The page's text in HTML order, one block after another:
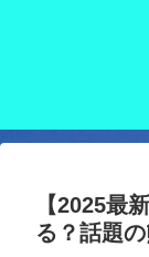
【2025最
る？話題